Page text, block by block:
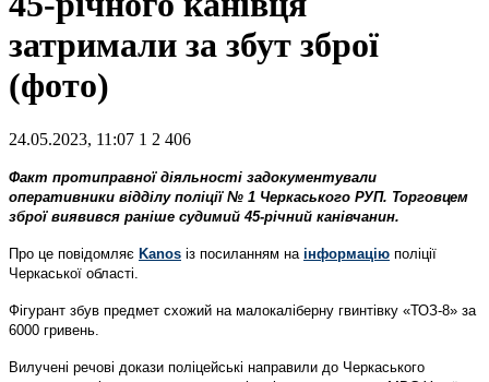
затримали за збут зброї
(фото)
24.05.2023, 11:07 1 2 406
Факт протиправної діяльності задокументували
оперативники відділу поліції № 1 Черкаського РУП. Торговцем
зброї виявився раніше судимий 45-річний канівчанин.
Про це повідомляє Kanos із посиланням на інформацію поліції
Черкаської області.
Фігурант збув предмет схожий на малокаліберну гвинтівку «ТОЗ-8» за
6000 гривень.
Вилучені речові докази поліцейські направили до Черкаського